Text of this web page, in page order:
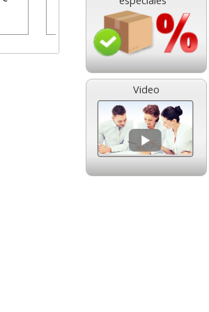
Video
1,08 con Iva
Negro, original